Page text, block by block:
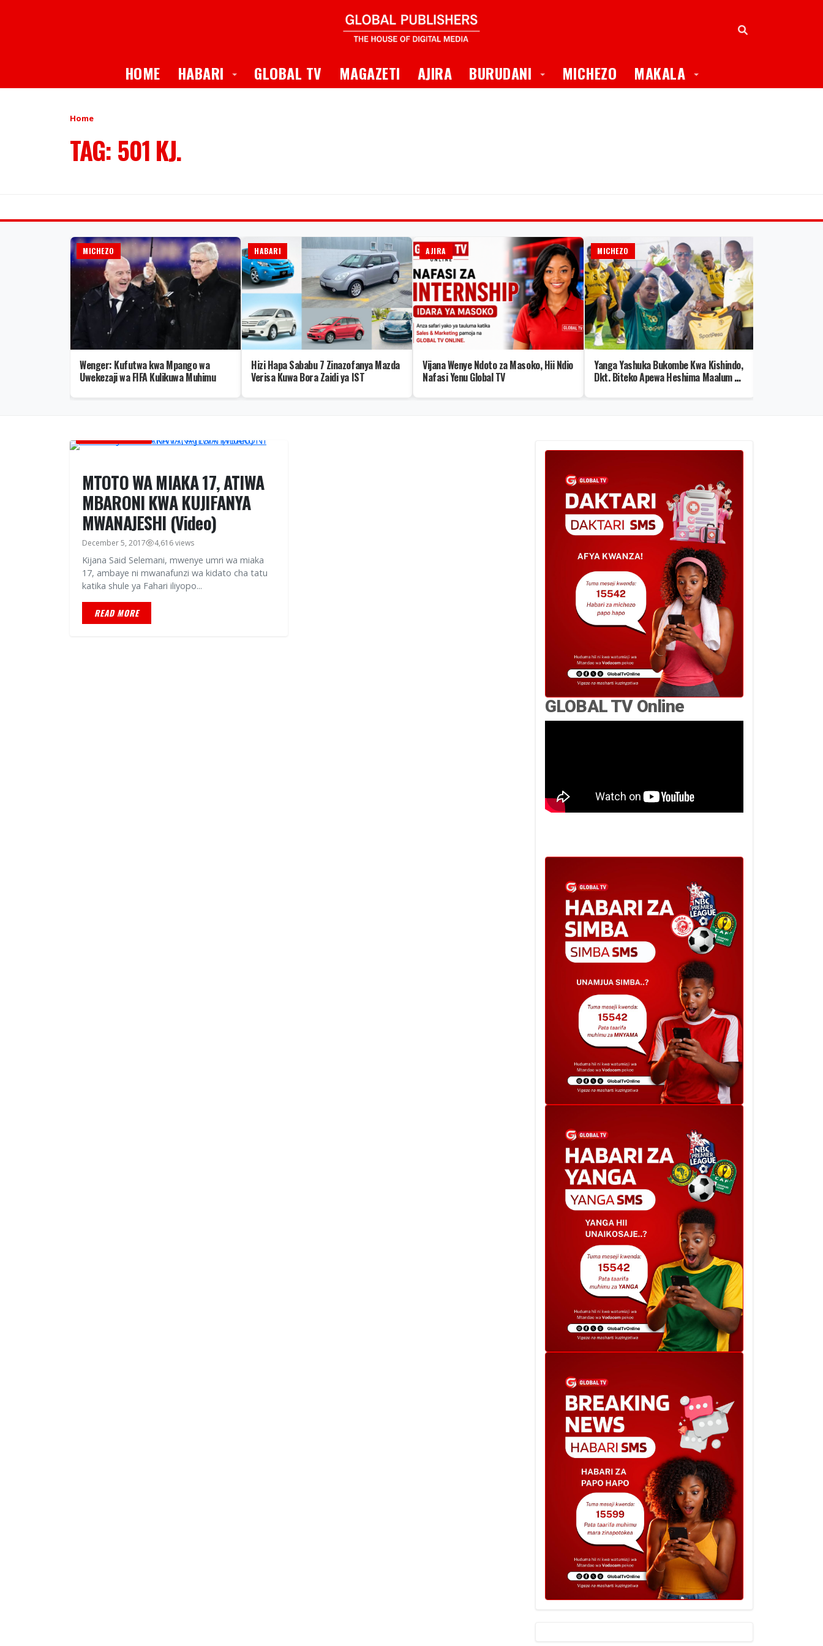
HOME HABARI Toggle Dropdown
GLOBAL TV MAGAZETI AJIRA BURUDANI Toggle Dropdown
MICHEZO MAKALA Toggle Dropdown
Home
TAG: 501 KJ.
MICHEZO
Wenger: Kufutwa kwa Mpango wa
Uwekezaji wa FIFA Kulikuwa Muhimu
HABARI
Hizi Hapa Sababu 7 Zinazofanya Mazda
Verisa Kuwa Bora Zaidi ya IST
AJIRA
Vijana Wenye Ndoto za Masoko, Hii Ndio
Nafasi Yenu Global TV
MICHEZO
Yanga Yashuka Bukombe Kwa Kishindo,
Dkt. Biteko Apewa Heshima Maalum –
MTOTO WA MIAKA 17, ATIWA
MBARONI KWA KUJIFANYA
MWANAJESHI (Video)
December 5, 2017 4,616 views
Kijana Said Selemani, mwenye umri wa miaka
17, ambaye ni mwanafunzi wa kidato cha tatu
katika shule ya Fahari iliyopo...
READ MORE
GLOBAL TV Online